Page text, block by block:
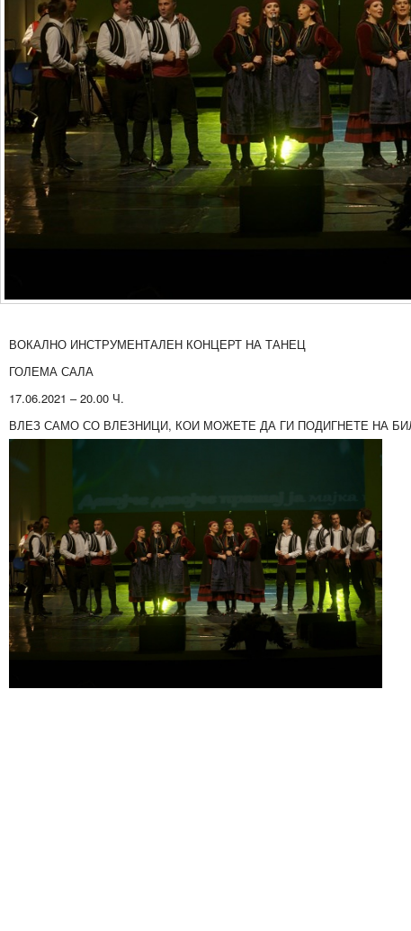
ВОКАЛНО ИНСТРУМЕНТАЛЕН КОНЦЕРТ НА ТАНЕЦ
ГОЛЕМА САЛА
17.06.2021 – 20.00 Ч.
ВЛЕЗ САМО СО ВЛЕЗНИЦИ, КОИ МОЖЕТЕ ДА ГИ ПОДИГНЕТЕ НА